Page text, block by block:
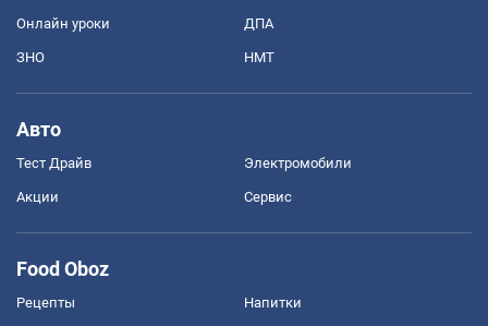
Онлайн уроки ДПА
ЗНО НМТ
Авто
Тест Драйв Электромобили
Акции Сервис
Food Oboz
Рецепты Напитки